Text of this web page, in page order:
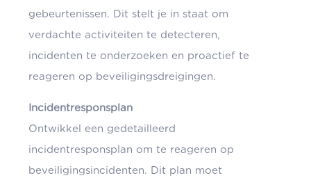
gebeurtenissen. Dit stelt je in staat om
verdachte activiteiten te detecteren,
incidenten te onderzoeken en proactief te
reageren op beveiligingsdreigingen.
Incidentresponsplan
Ontwikkel een gedetailleerd
incidentresponsplan om te reageren op
beveiligingsincidenten. Dit plan moet